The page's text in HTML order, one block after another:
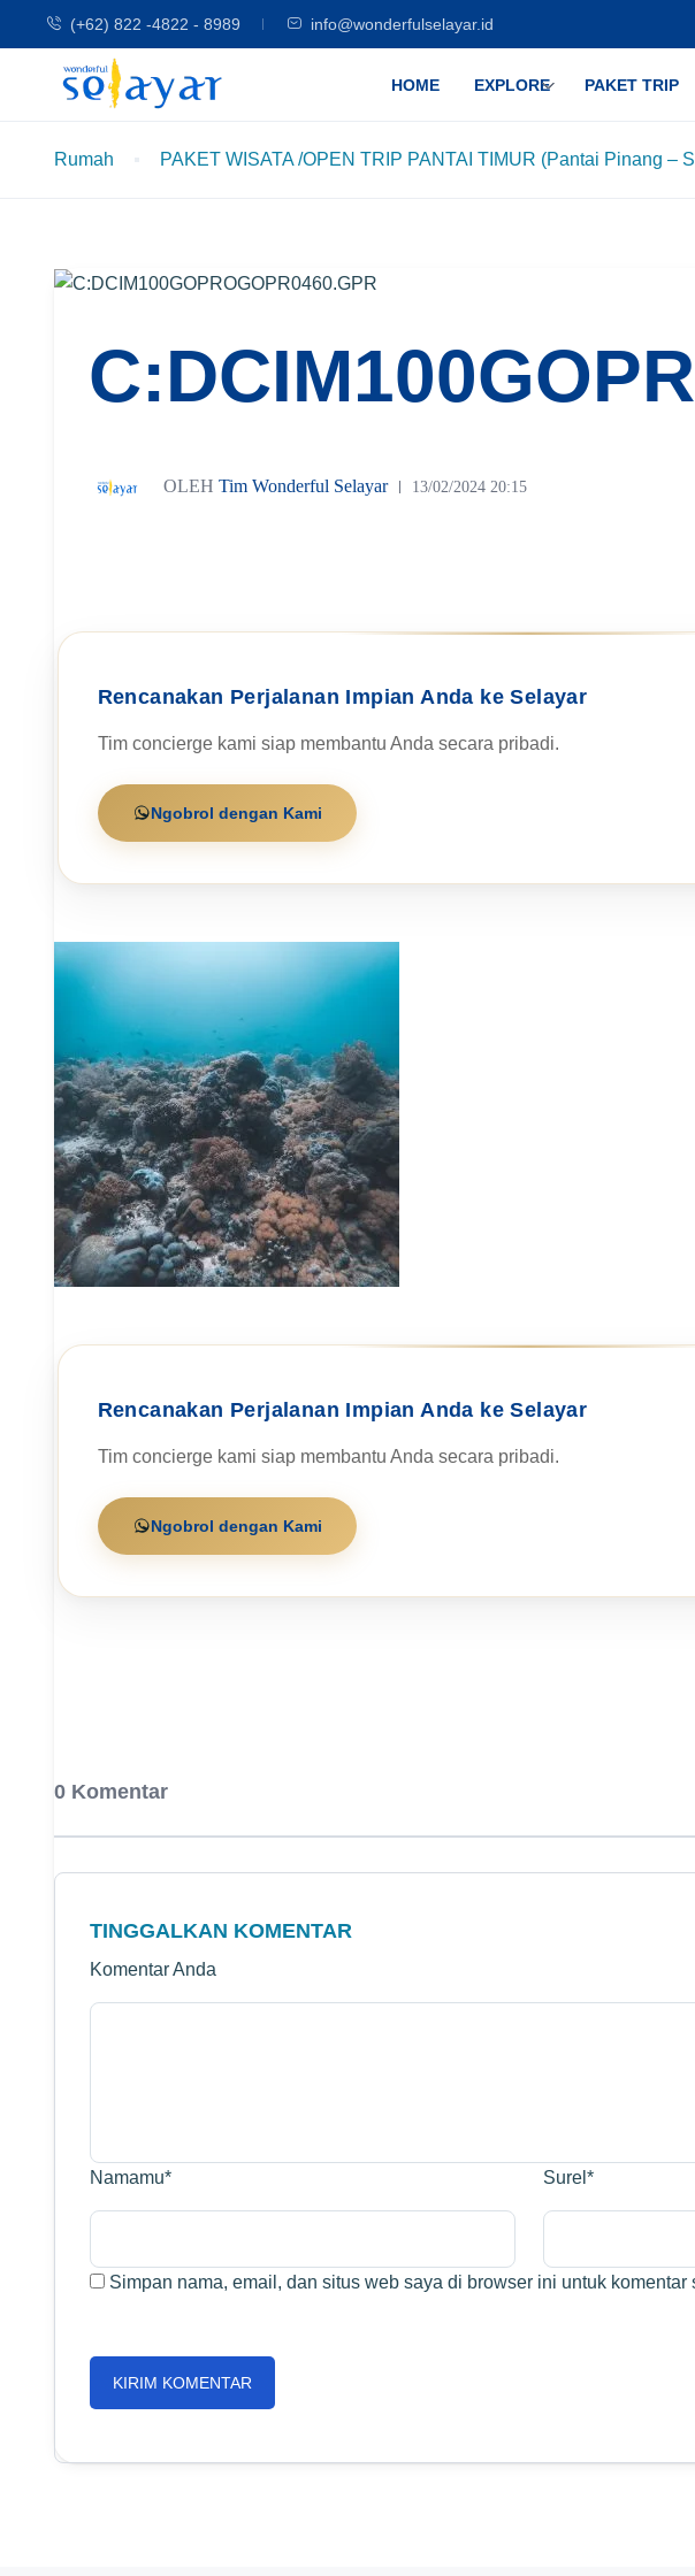
(+62) 822 -4822 - 8989 info@wonderfulselayar.id
HOME EXPLORE PAKET TRIP
Rumah PAKET WISATA /OPEN TRIP PANTAI TIMUR (Pantai Pinang –
OLEH Tim Wonderful Selayar 13/02/2024 20:15
Rencanakan Perjalanan Impian Anda ke Selayar
Tim concierge kami siap membantu Anda secara pribadi.
Ngobrol dengan Kami
Rencanakan Perjalanan Impian Anda ke Selayar
Tim concierge kami siap membantu Anda secara pribadi.
Ngobrol dengan Kami
0 Komentar
TINGGALKAN KOMENTAR
Komentar Anda
Namamu* Surel *
Simpan nama, email, dan situs web saya di browser ini untuk komentar